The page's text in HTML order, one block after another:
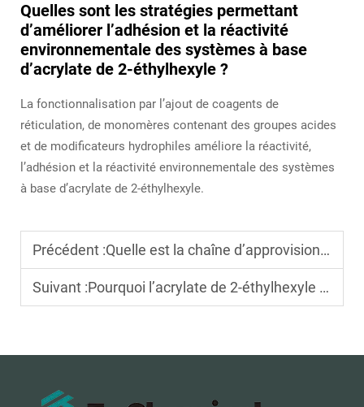
Quelles sont les stratégies permettant
d’améliorer l’adhésion et la réactivité
environnementale des systèmes à base
d’acrylate de 2-éthylhexyle ?
La fonctionnalisation par l’ajout de coagents de
réticulation, de monomères contenant des groupes acides
et de modificateurs hydrophiles améliore la réactivité,
l’adhésion et la réactivité environnementale des systèmes
à base d’acrylate de 2-éthylhexyle.
Précédent :Quelle est la chaîne d’approvisionnement la plus stable pour le 2-EHA ?
Suivant :Pourquoi l’acrylate de 2-éthylhexyle est-il essentiel pour les revêtements flexibles ?